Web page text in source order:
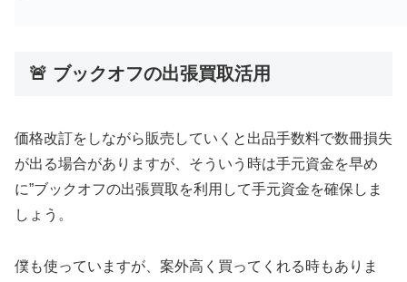
🚨 ブックオフの出張買取活用
価格改訂をしながら販売していくと出品手数料で数冊損失
が出る場合がありますが、そういう時は手元資金を早め
に”ブックオフの出張買取を利用して手元資金を確保しま
しょう。
僕も使っていますが、案外高く買ってくれる時もありま